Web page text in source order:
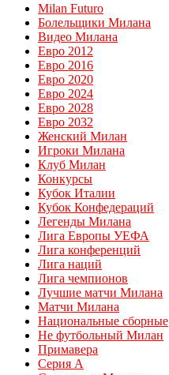
Milan Futuro
Болельщики Милана
Видео Милана
Евро 2012
Евро 2016
Евро 2020
Евро 2024
Евро 2028
Евро 2032
Женский Милан
Игроки Милана
Клуб Милан
Конкурсы
Кубок Италии
Кубок Конфедераций
Легенды Милана
Лига Европы УЕФА
Лига конференций
Лига наций
Лига чемпионов
Лучшие матчи Милана
Матчи Милана
Национальные сборные
Не футбольный Милан
Примавера
Серия А